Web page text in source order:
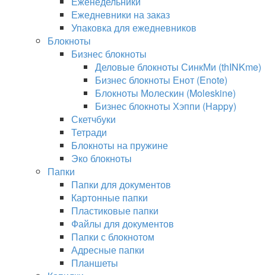
Ежедневники на заказ
Упаковка для ежедневников
Блокноты
Бизнес блокноты
Деловые блокноты СинкМи (thINKme)
Бизнес блокноты Енот (Enote)
Блокноты Молескин (Moleskine)
Бизнес блокноты Хэппи (Happy)
Скетчбуки
Тетради
Блокноты на пружине
Эко блокноты
Папки
Папки для документов
Картонные папки
Пластиковые папки
Файлы для документов
Папки с блокнотом
Адресные папки
Планшеты